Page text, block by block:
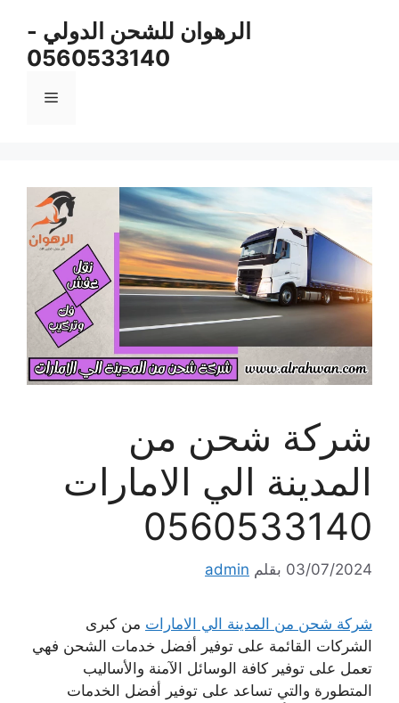
الرهوان للشحن الدولي -
0560533140
القائمة
شركة شحن من
المدينة الي الامارات
0560533140
03/07/2024 بقلم admin
شركة شحن من المدينة الي الامارات من كبرى
الشركات القائمة على توفير أفضل خدمات الشحن فهي
تعمل على توفير كافة الوسائل الآمنة والأساليب
المتطورة والتي تساعد على توفير أفضل الخدمات